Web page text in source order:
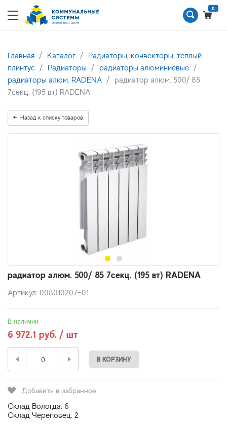
0
Главная Каталог
Радиаторы, конвекторы, теплый
плинтус
Радиаторы
радиаторы алюминиевые
радиаторы алюм. RADENA
радиатор алюм. 500/ 85
7секц. (195 вт) RADENA
Назад к списку товаров
радиатор алюм. 500/ 85 7секц. (195 вт) RADENA
Артикул: 008010207-01
В наличии
6 972.1 руб. / шт
В КОРЗИНУ
Добавить в избранное
Склад Вологда: 6
Склад Череповец: 2